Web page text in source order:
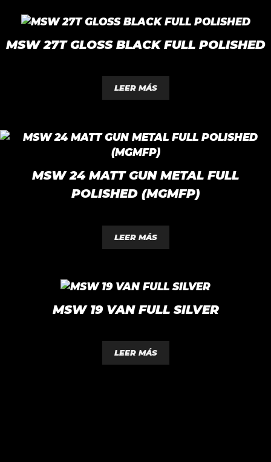
MSW 27T GLOSS BLACK FULL POLISHED
0
d
e
5
LEER MÁS
MSW 24 MATT GUN METAL FULL
POLISHED (MGMFP)
0
d
e
5
LEER MÁS
MSW 19 VAN FULL SILVER
0
d
e
5
LEER MÁS